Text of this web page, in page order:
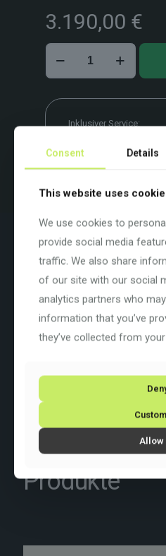
3.190,00 €
Bianchi
Impulso
Comp
S
Menge
Inklusiver Service:
Beispielbild. Farben
Beschreibung
Farbe: Celeste Metallic camo
(GH)
Rahmengrösse: S
Rahmenart:Diamant
Schaltung: Shimano GRX820
Ähnliche
Produkte
Consent Details
This website uses
We use cookies to
provide social media
traffic. We also share
of our site with our social
analytics partners who
information that you’ve
they’ve collected from
Allow